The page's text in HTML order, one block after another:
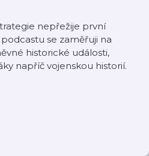
nepřežije první
se zaměřuji na
historické události,
napříč vojenskou historií.